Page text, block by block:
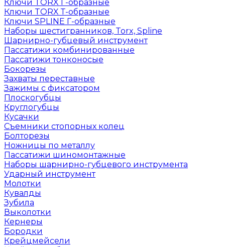
Ключи TORX Г-образные
Ключи TORX Т-образные
Ключи SPLINE Г-образные
Наборы шестигранников, Torx, Spline
Шарнирно-губцевый инструмент
Пассатижи комбинированные
Пассатижи тонконосые
Бокорезы
Захваты переставные
Зажимы с фиксатором
Плоскогубцы
Круглогубцы
Кусачки
Съемники стопорных колец
Болторезы
Ножницы по металлу
Пассатижи шиномонтажные
Наборы шарнирно-губцевого инструмента
Ударный инструмент
Молотки
Кувалды
Зубила
Выколотки
Кернеры
Бородки
Крейцмейсели